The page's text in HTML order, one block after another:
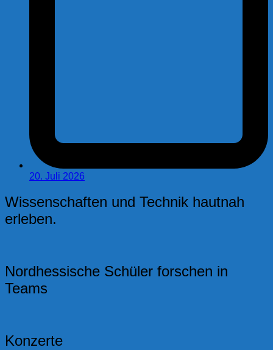
20. Juli 2026
Wissenschaften und Technik hautnah
erleben.
Nordhessische Schüler forschen in
Teams
Konzerte